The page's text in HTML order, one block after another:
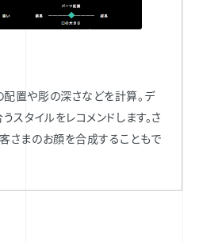
配置や彫の深さなどを計算。デ
スタイルをレコメンドします。さ
さまのお顔を合成することもで